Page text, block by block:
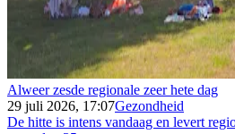
Alweer zesde regionale zeer hete dag
29 juli 2026, 17:07Gezondheid
De hitte is intens vandaag en levert